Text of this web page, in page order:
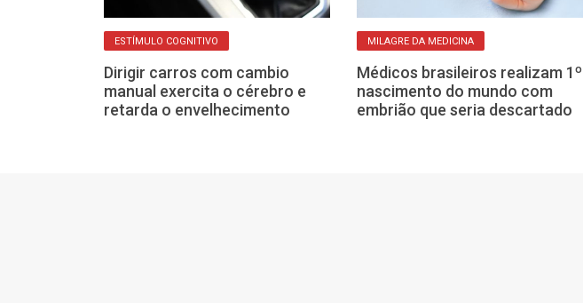
ESTÍMULO COGNITIVO
Dirigir carros com cambio
manual exercita o cérebro e
retarda o envelhecimento
MILAGRE DA MEDICINA
Médicos brasileiros realizam 1º
nascimento do mundo com
embrião que seria descartado